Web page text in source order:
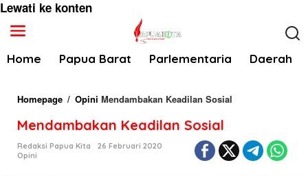
Lewati ke konten
Home Papua Barat Parlementaria Daerah
Homepage / Opini Mendambakan Keadilan Sosial
Mendambakan Keadilan Sosial
Redaksi Papua Kita
26 Februari 2020
Opini